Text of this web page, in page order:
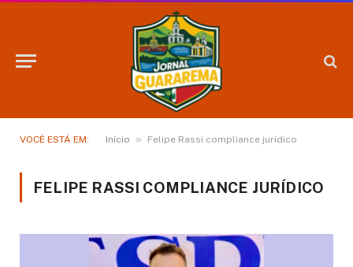
VOCÊ ESTÁ EM: Início » Felipe Rassi compliance jurídico
FELIPE RASSI COMPLIANCE JURÍDICO